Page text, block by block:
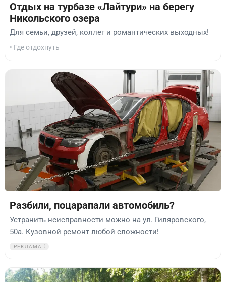
Отдых на турбазе «Лайтури» на берегу
Никольского озера
Для семьи, друзей, коллег и романтических выходных!
• Где отдохнуть
Разбили, поцарапали автомобиль?
Устранить неисправности можно на ул. Гиляровского,
50а. Кузовной ремонт любой сложности!
РЕКЛАМА